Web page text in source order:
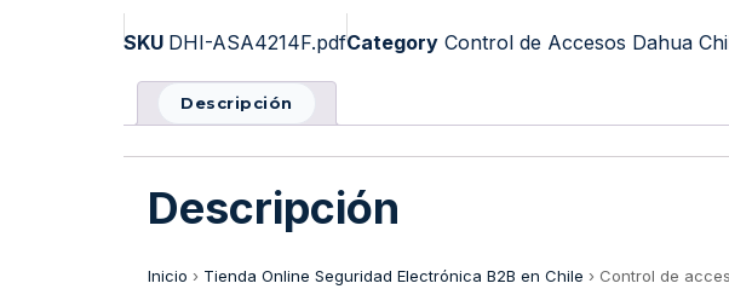
SKU DHI-ASA4214F.pdfCategory Control de Accesos Dahua
Descripción
Descripción
Inicio › Tienda Online Seguridad Electrónica B2B en Chile › Control de